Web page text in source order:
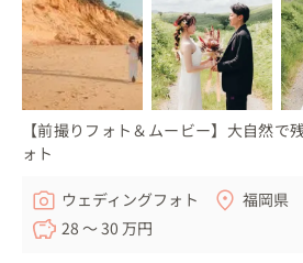
【前撮りフォト＆ムービー】大自然で
ォト
ウェディングフォト
福岡県
28 〜 30 万円